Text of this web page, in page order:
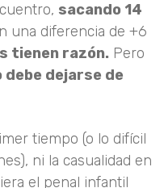
sacando 14
una diferencia de +6
tienen razón. Pero
debe dejarse de
tiempo (o lo difícil
ni la casualidad en
el penal infantil